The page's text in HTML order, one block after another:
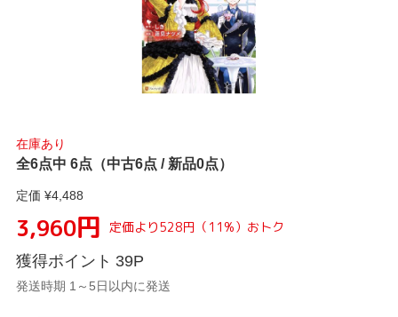
在庫あり
全6点中 6点（中古6点 / 新品0点）
定価 ¥4,488
3,960円 定価より528円 （ 11 %） おトク
獲得ポイント 39P
発送時期 1～5日以内に発送